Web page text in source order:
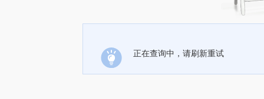
正在查询中，请刷新重试